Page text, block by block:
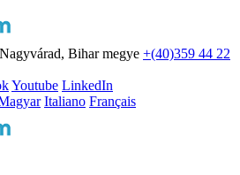
Bihar megye +(40)359 44 22
Youtube LinkedIn
Italiano Français